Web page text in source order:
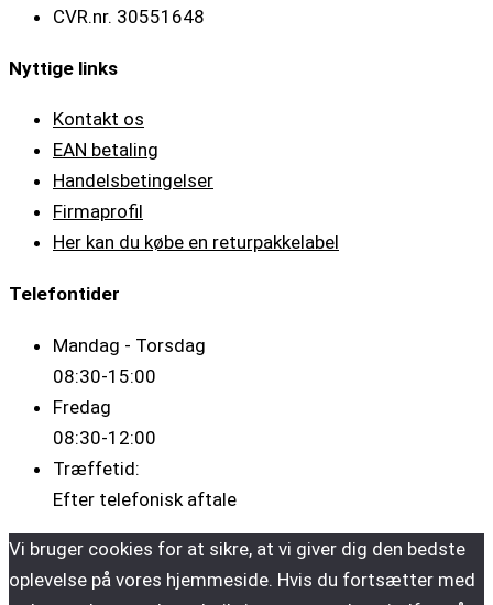
CVR.nr. 30551648
Nyttige links
Kontakt os
EAN betaling
Handelsbetingelser
Firmaprofil
Her kan du købe en returpakkelabel
Telefontider
Mandag - Torsdag
08:30-15:00
Fredag
08:30-12:00
Træffetid:
Efter telefonisk aftale
Vi bruger cookies for at sikre, at vi giver dig den bedste
oplevelse på vores hjemmeside. Hvis du fortsætter med